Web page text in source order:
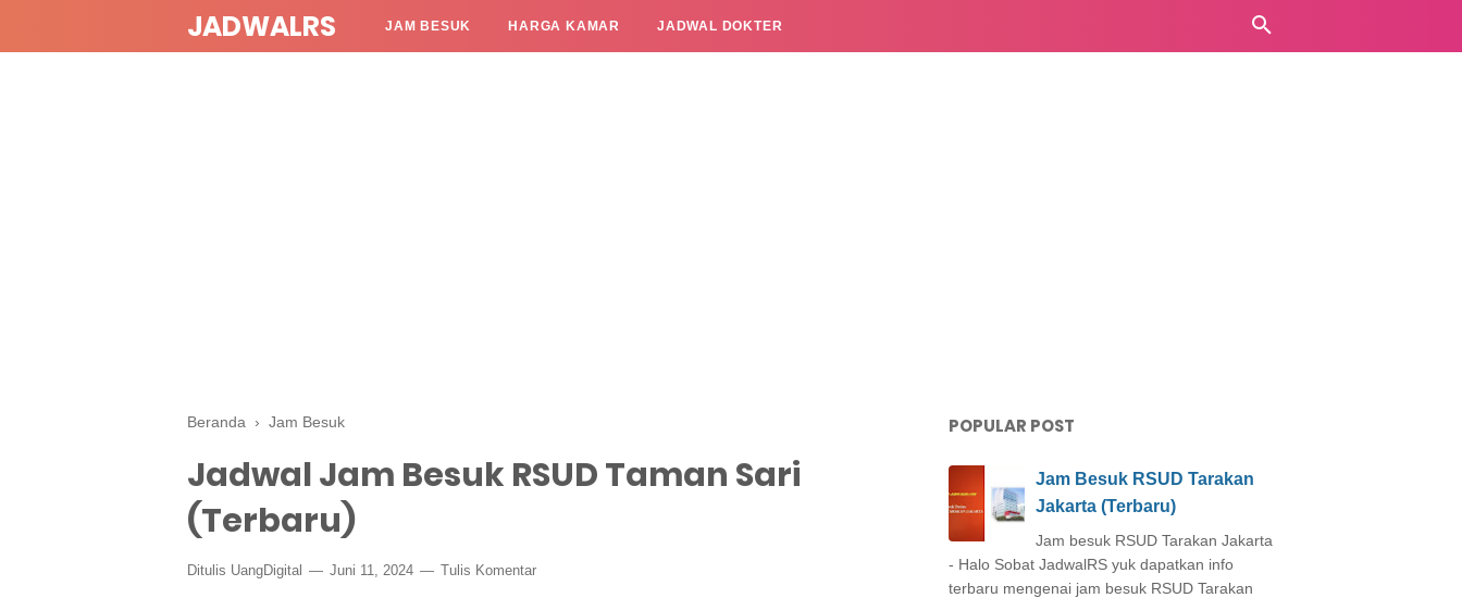
JADWALRS JAM BESUK HARGA KAMAR JADWAL DOKTER
Beranda › Jam Besuk
Jadwal Jam Besuk RSUD Taman Sari
(Terbaru)
Ditulis UangDigital Juni 11, 2024 Tulis Komentar
POPULAR POST
Jam Besuk RSUD Tarakan
Jakarta (Terbaru)
Jam besuk RSUD Tarakan Jakarta
- Halo Sobat JadwalRS yuk dapatkan info
terbaru mengenai jam besuk RSUD Tarakan